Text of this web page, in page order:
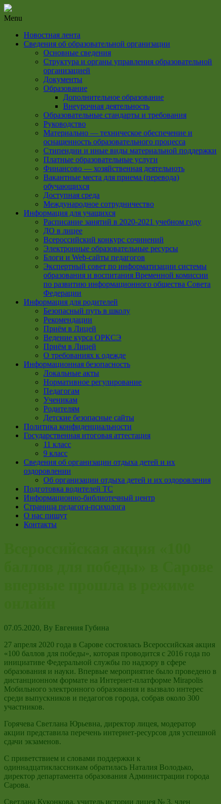
Menu
Новостная лента
Сведения об образовательной организации
Основные сведения
Структура и органы управления образовательной
организацией
Документы
Образование
Дополнительное образование
Внеурочная деятельность
Образовательные стандарты и требования
Руководство
Материально — техническое обеспечение и
оснащенность образовательного процесса
Стипендии и иные виды материальной поддержки
Платные образовательные услуги
Финансово — хозяйственная деятельноть
Вакантные места для приема (перевода)
обучающихся
Доступная среда
Международное сотрудничество
Информация для учащихся
Расписание занятий в 2020-2021 учебном году
ДО в лицее
Всероссийский конкурс сочинений
Электронные образовательные ресурсы
Блоги и Web-сайты педагогов
Экспертный совет по информатизации системы
образования и воспитания Временной комиссии
по развитию информационного общества Совета
Федерации
Информация для родителей
Безопасный путь в школу
Рекомендации
Приём в Лицей
Ведение курса ОРКСЭ
Приём в Лицей
О требованиях к одежде
Информационная безопасность
Локальные акты
Нормативное регулирование
Педагогам
Ученикам
Родителям
Детские безопасные сайты
Политика конфиденциальности
Государственная итоговая аттестация
11 класс
9 класс
Сведения об организации отдыха детей и их
оздоровлении
Об организации отдыха детей и их оздоровления
Подготовка водителей ТС
Информационно-библиотечный центр
Страница педагога-психолога
О нас пишут
Контакты
07.05.2020, By Евгения Губина
27 апреля 2020 года в Сарове состоялась Всероссийская акция
«100 баллов для победы», которая проводится с 2016 года по
инициативе Федеральной службы по надзору в сфере
образования и науки. Впервые мероприятие было проведено в
дистанционном формате на Интернет-платформе Mirapolis
Мобильного электронного образования и вызвало интерес
среди выпускников и педагогов города, собрав около 300
участников.
Горячева Светлана Юрьевна, директор лицея, модератор
акции представила перечень интернет-ресурсов для успешной
сдачи экзаменов.
С приветствием и словами поддержки к
одиннадцатиклассникам обратилась Наталия Володько,
директор департамента образования Администрации города
Сарова.
Светлана Куконкова, учитель истории лицея № 3, член